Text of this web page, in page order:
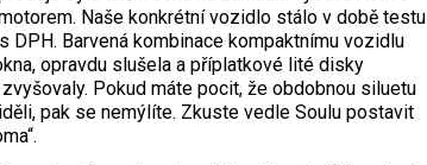
Naše konkrétní vozidlo stálo v době testu
Barvená kombinace kompaktnímu vozidlu
opravdu slušela a příplatkové lité disky
Pokud máte pocit, že obdobnou siluetu
pak se nemýlíte. Zkuste vedle Soulu postavit